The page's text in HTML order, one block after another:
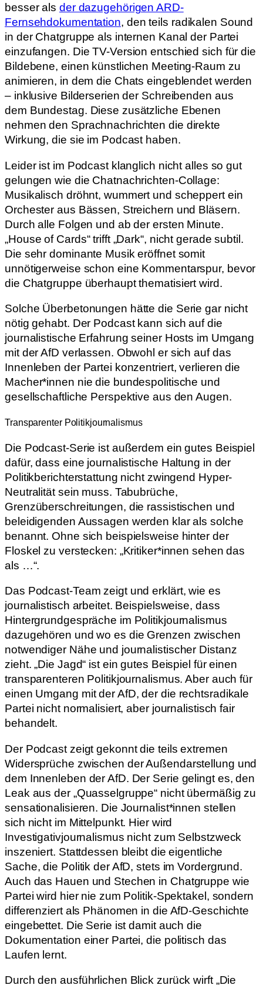
besser als der dazugehörigen ARD-
Fernsehdokumentation, den teils radikalen Sound
in der Chatgruppe als internen Kanal der Partei
einzufangen. Die TV-Version entschied sich für die
Bildebene, einen künstlichen Meeting-Raum zu
animieren, in dem die Chats eingeblendet werden
– inklusive Bilderserien der Schreibenden aus
dem Bundestag. Diese zusätzliche Ebenen
nehmen den Sprachnachrichten die direkte
Wirkung, die sie im Podcast haben.
Leider ist im Podcast klanglich nicht alles so gut
gelungen wie die Chatnachrichten-Collage:
Musikalisch dröhnt, wummert und scheppert ein
Orchester aus Bässen, Streichern und Bläsern.
Durch alle Folgen und ab der ersten Minute.
„House of Cards“ trifft „Dark“, nicht gerade subtil.
Die sehr dominante Musik eröffnet somit
unnötigerweise schon eine Kommentarspur, bevor
die Chatgruppe überhaupt thematisiert wird.
Solche Überbetonungen hätte die Serie gar nicht
nötig gehabt. Der Podcast kann sich auf die
journalistische Erfahrung seiner Hosts im Umgang
mit der AfD verlassen. Obwohl er sich auf das
Innenleben der Partei konzentriert, verlieren die
Macher*innen nie die bundespolitische und
gesellschaftliche Perspektive aus den Augen.
Transparenter Politikjournalismus
Die Podcast-Serie ist außerdem ein gutes Beispiel
dafür, dass eine journalistische Haltung in der
Politikberichterstattung nicht zwingend Hyper-
Neutralität sein muss. Tabubrüche,
Grenzüberschreitungen, die rassistischen und
beleidigenden Aussagen werden klar als solche
benannt. Ohne sich beispielsweise hinter der
Floskel zu verstecken: „Kritiker*innen sehen das
als …“.
Das Podcast-Team zeigt und erklärt, wie es
journalistisch arbeitet. Beispielsweise, dass
Hintergrundgespräche im Politikjournalismus
dazugehören und wo es die Grenzen zwischen
notwendiger Nähe und journalistischer Distanz
zieht. „Die Jagd“ ist ein gutes Beispiel für einen
transparenteren Politikjournalismus. Aber auch für
einen Umgang mit der AfD, der die rechtsradikale
Partei nicht normalisiert, aber journalistisch fair
behandelt.
Der Podcast zeigt gekonnt die teils extremen
Widersprüche zwischen der Außendarstellung und
dem Innenleben der AfD. Der Serie gelingt es, den
Leak aus der „Quasselgruppe“ nicht übermäßig zu
sensationalisieren. Die Journalist*innen stellen
sich nicht im Mittelpunkt. Hier wird
Investigativjournalismus nicht zum Selbstzweck
inszeniert. Stattdessen bleibt die eigentliche
Sache, die Politik der AfD, stets im Vordergrund.
Auch das Hauen und Stechen in Chatgruppe wie
Partei wird hier nie zum Politik-Spektakel, sondern
differenziert als Phänomen in die AfD-Geschichte
eingebettet. Die Serie ist damit auch die
Dokumentation einer Partei, die politisch das
Laufen lernt.
Durch den ausführlichen Blick zurück wirft „Die